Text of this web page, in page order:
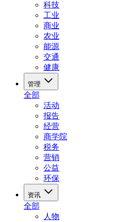
科技
工业
商业
农业
能源
交通
健康
管理
全部
活动
报告
经营
商学院
税务
营销
公益
环保
资讯
全部
人物